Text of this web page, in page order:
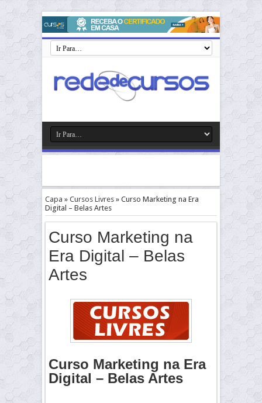
Capa » Cursos Livres » Curso Marketing na Era
Digital – Belas Artes
Curso Marketing na
Era Digital – Belas
Artes
Curso Marketing na Era
Digital – Belas Artes